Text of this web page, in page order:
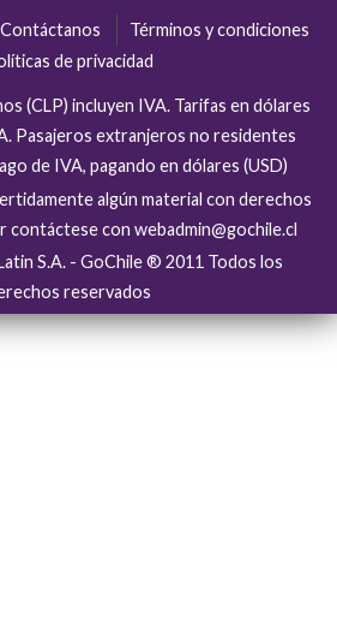
Contáctanos
Términos y condiciones
de privacidad
(CLP) incluyen IVA. Tarifas en dólares
Pasajeros extranjeros no residentes
de IVA, pagando en dólares (USD)
algún material con derechos
contáctese con webadmin@gochile.cl
S.A. - GoChile ® 2011 Todos los
reservados